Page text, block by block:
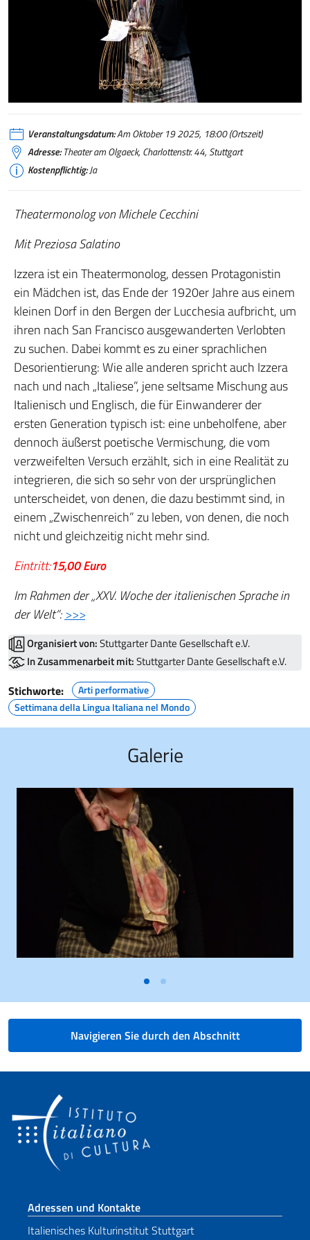
Veranstaltungsdatum:Am Oktober 19 2025, 18:00 (Ortszeit)
Adresse:Theater am Olgaeck, Charlottenstr. 44, Stuttgart
Kostenpflichtig:Ja
Theatermonolog von Michele Cecchini
Mit Preziosa Salatino
Izzera ist ein Theatermonolog, dessen Protagonistin
ein Mädchen ist, das Ende der 1920er Jahre aus einem
kleinen Dorf in den Bergen der Lucchesia aufbricht, um
ihren nach San Francisco ausgewanderten Verlobten
zu suchen. Dabei kommt es zu einer sprachlichen
Desorientierung: Wie alle anderen spricht auch Izzera
nach und nach „Italiese”, jene seltsame Mischung aus
Italienisch und Englisch, die für Einwanderer der
ersten Generation typisch ist: eine unbeholfene, aber
dennoch äußerst poetische Vermischung, die vom
verzweifelten Versuch erzählt, sich in eine Realität zu
integrieren, die sich so sehr von der ursprünglichen
unterscheidet, von denen, die dazu bestimmt sind, in
einem „Zwischenreich” zu leben, von denen, die noch
nicht und gleichzeitig nicht mehr sind.
Eintritt:15,00 Euro
Im Rahmen der „XXV. Woche der italienischen Sprache in
der Welt”:>>>
Organisiert von:Stuttgarter Dante Gesellschaft e.V.
In Zusammenarbeit mit:Stuttgarter Dante Gesellschaft e.V.
Stichworte:
Arti performative
Settimana della Lingua Italiana nel Mondo
Galerie
Navigieren Sie durch den Abschnitt
Fußbereich
Adressen und Kontakte
Italienisches Kulturinstitut Stuttgart